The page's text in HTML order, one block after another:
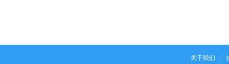
关于我们